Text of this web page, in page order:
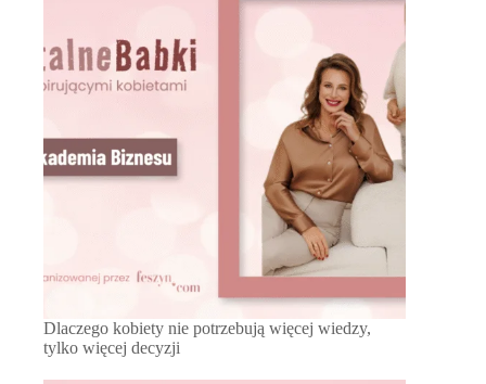
Dlaczego kobiety nie potrzebują więcej wiedzy,
tylko więcej decyzji